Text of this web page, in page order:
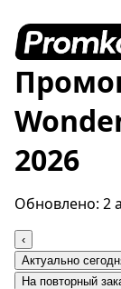
2026
Обновлено: 2
‹
Актуально
На повторный